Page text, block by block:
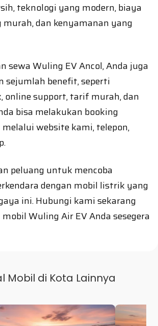
teknologi yang modern, biaya
dan kenyamanan yang
sewa Wuling EV Ancol, Anda juga
sejumlah benefit, seperti
online support, tarif murah, dan
bisa melakukan booking
website kami, telepon,
peluang untuk mencoba
dengan mobil listrik yang
ini. Hubungi kami sekarang
Wuling Air EV Anda sesegera
Mobil di Kota Lainnya